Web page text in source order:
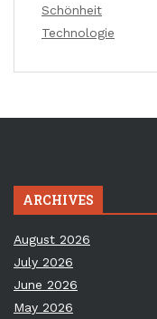
Schönheit
Technologie
ARCHIVES
August 2026
July 2026
June 2026
May 2026